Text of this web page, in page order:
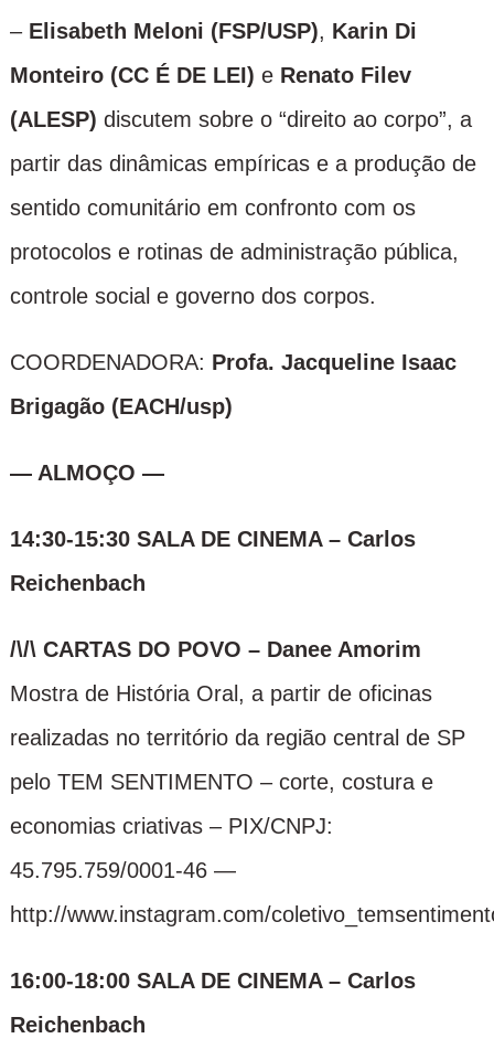
– Elisabeth Meloni (FSP/USP), Karin Di
Monteiro (CC É DE LEI) e Renato Filev
(ALESP) discutem sobre o “direito ao corpo”, a
partir das dinâmicas empíricas e a produção de
sentido comunitário em confronto com os
protocolos e rotinas de administração pública,
controle social e governo dos corpos.
COORDENADORA: Profa. Jacqueline Isaac
Brigagão (EACH/usp)
— ALMOÇO —
14:30-15:30 SALA DE CINEMA – Carlos
Reichenbach
/\/\ CARTAS DO POVO – Danee Amorim
Mostra de História Oral, a partir de oficinas
realizadas no território da região central de SP
pelo TEM SENTIMENTO – corte, costura e
economias criativas – PIX/CNPJ:
45.795.759/0001-46 —
http://www.instagram.com/
16:00-18:00 SALA DE CINEMA – Carlos
Reichenbach